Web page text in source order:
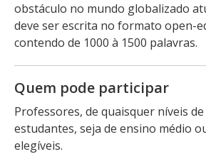
obstáculo no mundo globalizado
deve ser escrita no formato open-
contendo de 1000 à 1500 palavras.
Quem pode participar
Professores, de quaisquer níveis
estudantes, seja de ensino médio
elegíveis.